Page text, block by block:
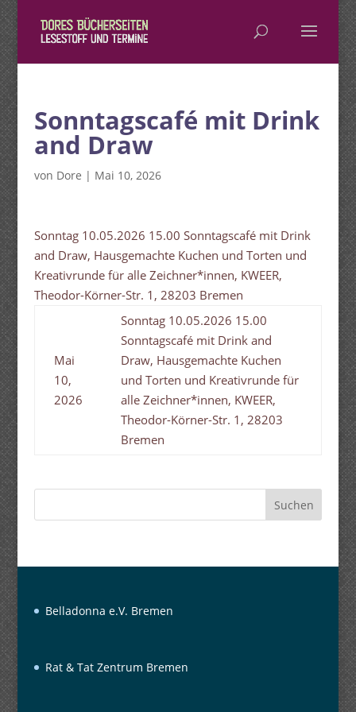
Sonntagscafé mit Drink
and Draw
von Dore | Mai 10, 2026
Sonntag 10.05.2026 15.00 Sonntagscafé mit Drink
and Draw, Hausgemachte Kuchen und Torten und
Kreativrunde für alle Zeichner*innen, KWEER,
Theodor-Körner-Str. 1, 28203 Bremen
Mai
10,
2026
Sonntag 10.05.2026 15.00
Sonntagscafé mit Drink and
Draw, Hausgemachte Kuchen
und Torten und Kreativrunde für
alle Zeichner*innen, KWEER,
Theodor-Körner-Str. 1, 28203
Bremen
Suchen
Belladonna e.V. Bremen
Rat & Tat Zentrum Bremen